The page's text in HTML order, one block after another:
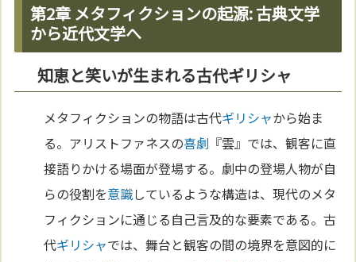
第2章 メタフィクションの起源: 古典文学
から近代文学へ
知恵と笑いが生まれる古代ギリシャ
メタフィクションの物語は古代ギリシャから始ま
る。アリストファネスの喜劇 『雲』では、観客に直
接語りかける場面が登場する。劇中の登場人物が自
らの役割を意識しているような構造は、現代のメタ
フィクションに通じる自己言及的な要素である。古
代ギリシャでは、舞台と観客の間の境界を意図的に